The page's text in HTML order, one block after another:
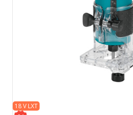
18 V LXT